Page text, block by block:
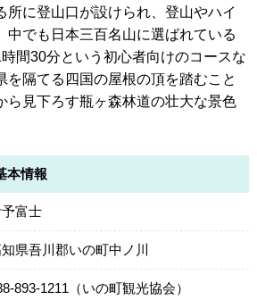
所に登山口が設けられ、登山やハイ
中でも日本三百名山に選ばれている
時間30分という初心者向けのコースな
を隔てる四国の屋根の頂を踏むこと
ら見下ろす瓶ヶ森林道の壮大な景色
本情報
富士
県吾川郡いの町中ノ川
893-1211（いの町観光協会）